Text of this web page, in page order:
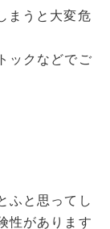
まうと大変危
ックなどでご
ふと思ってし
性があります